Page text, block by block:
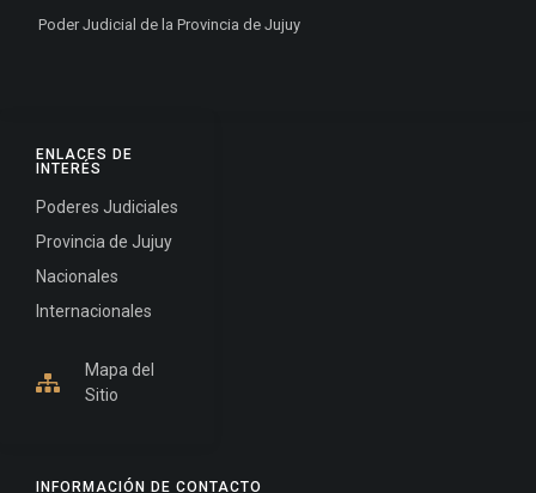
INFORMACIÓN DE CONTACTO
ENLACES DE
INTERÉS
Poderes Judiciales
Provincia de Jujuy
Nacionales
Internacionales
Mapa del
Sitio
Poder Judicial de la Provincia de Jujuy